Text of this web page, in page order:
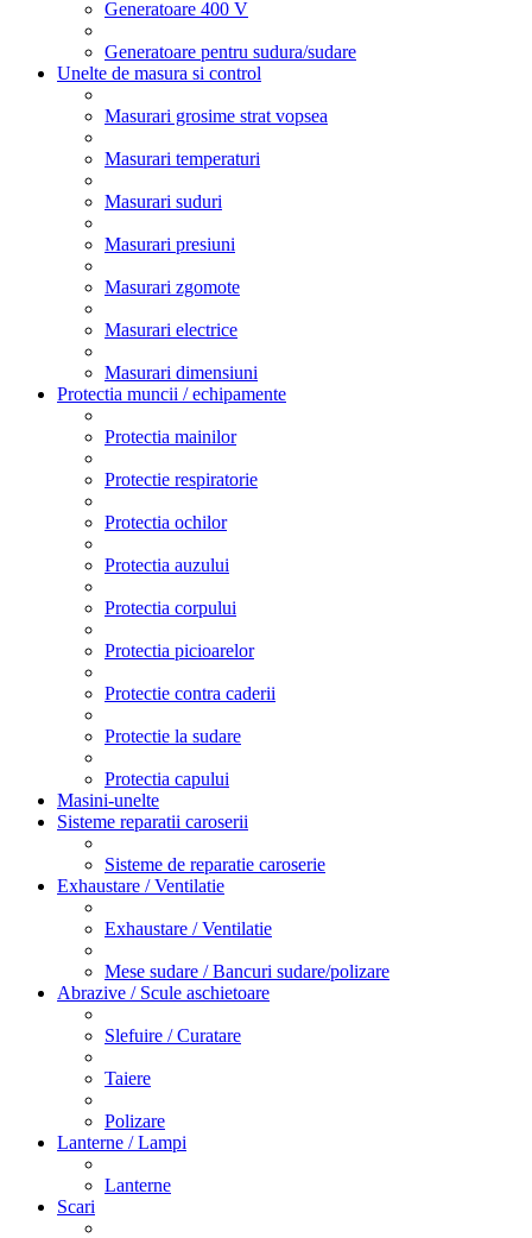
Generatoare 400 V
Generatoare pentru sudura/sudare
Unelte de masura si control
Masurari grosime strat vopsea
Masurari temperaturi
Masurari suduri
Masurari presiuni
Masurari zgomote
Masurari electrice
Masurari dimensiuni
Protectia muncii / echipamente
Protectia mainilor
Protectie respiratorie
Protectia ochilor
Protectia auzului
Protectia corpului
Protectia picioarelor
Protectie contra caderii
Protectie la sudare
Protectia capului
Masini-unelte
Sisteme reparatii caroserii
Sisteme de reparatie caroserie
Exhaustare / Ventilatie
Exhaustare / Ventilatie
Mese sudare / Bancuri sudare/polizare
Abrazive / Scule aschietoare
Slefuire / Curatare
Taiere
Polizare
Lanterne / Lampi
Lanterne
Scari